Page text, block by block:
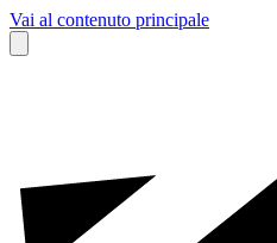
Vai al contenuto principale